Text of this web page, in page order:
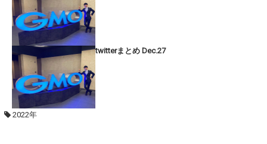
twitterまとめ Dec.27
2022年